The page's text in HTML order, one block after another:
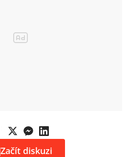
Začít diskuzi